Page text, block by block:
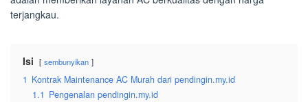
terjangkau.
Isi sembunyikan
1 Kontrak Maintenance AC Murah dari pendingin.my.id
1.1 Pengenalan pendingin.my.id